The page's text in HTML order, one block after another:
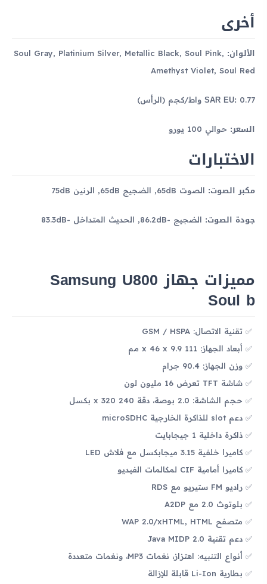
أخرى
الألوان: Soul Gray, Platinium Silver, Metallic Black, Soul Pink,
Amethyst Violet, Soul Red
SAR EU: 0.77 واط/كجم (الرأس)
السعر: حوالي 100 يورو
الاختبارات
مكبر الصوت: الصوت 65dB, الضجيج 65dB, الرنين 75dB
جودة الصوت: الضجيج -86.2dB, الحديث المتداخل -83.3dB
مميزات جهاز Samsung U800
Soul b
تقنية الاتصال: GSM / HSPA
أبعاد الجهاز: 111 x 46 x 9.9 مم
وزن الجهاز: 90.4 جرام
شاشة TFT تعرض 16 مليون لون
حجم الشاشة: 2.0 بوصة، دقة 240 x 320 بكسل
دعم slot للذاكرة الخارجية microSDHC
ذاكرة داخلية 1 جيجابايت
كاميرا خلفية 3.15 ميجابكسل مع فلاش LED
كاميرا أمامية CIF لمكالمات الفيديو
راديو FM ستيريو مع RDS
بلوتوث 2.0 مع A2DP
متصفح WAP 2.0/xHTML, HTML
دعم تقنية Java MIDP 2.0
أنواع التنبيه: اهتزاز، نغمات MP3، ونغمات متعددة
بطارية Li-Ion قابلة للإزالة